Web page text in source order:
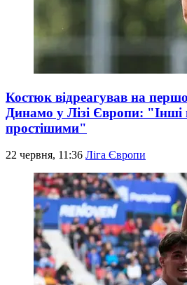
Костюк відреагував на
Динамо у Лізі Європи: "Інші
простішими"
22 червня, 11:36 Ліга Європи